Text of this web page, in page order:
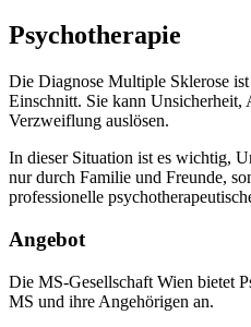
Psychotherapie
Die Diagnose Multiple Sklerose
Einschnitt. Sie kann Unsicherheit,
Verzweiflung auslösen.
In dieser Situation ist es wichtig,
nur durch Familie und Freunde,
professionelle
Angebot
Die MS-Gesellschaft Wien bietet
MS und ihre Angehörigen an.